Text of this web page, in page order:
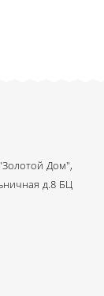
Дом",
д.8 БЦ